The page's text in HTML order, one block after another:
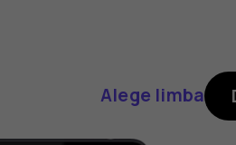
Alege limba